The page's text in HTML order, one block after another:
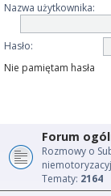
Nazwa użytkownika:
Hasło:
Nie pamiętam hasła
Forum
Rozmowy o
Tematy: 2164